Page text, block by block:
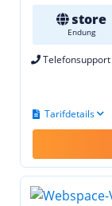
store
Endung
Telefonsupport
Tarifdetails